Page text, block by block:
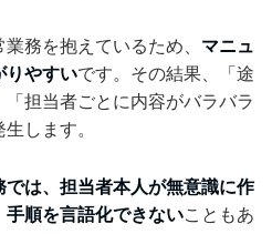
務を抱えているため、 マニュ
りやすいです。その結果、「途
担当者ごとに内容がバラバラ
します。
では、担当者本人が無意識に作
順を言語化できないこともあ